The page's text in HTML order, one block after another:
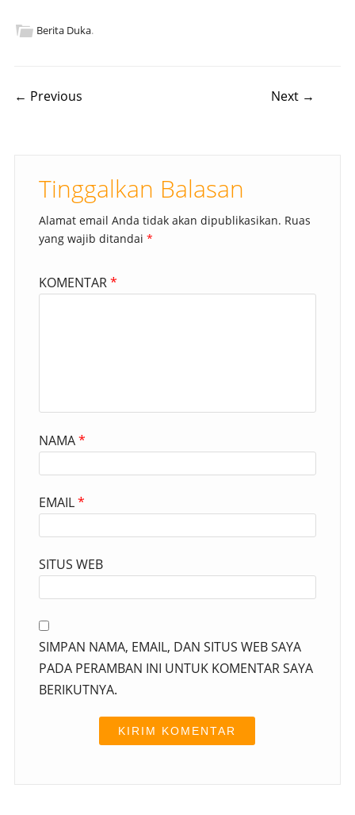
Berita Duka.
Post navigation
← Previous Next →
Tinggalkan Balasan
Alamat email Anda tidak akan dipublikasikan. Ruas
yang wajib ditandai *
KOMENTAR*
NAMA*
EMAIL*
SITUS WEB
SIMPAN NAMA, EMAIL, DAN SITUS WEB SAYA
PADA PERAMBAN INI UNTUK KOMENTAR SAYA
BERIKUTNYA.